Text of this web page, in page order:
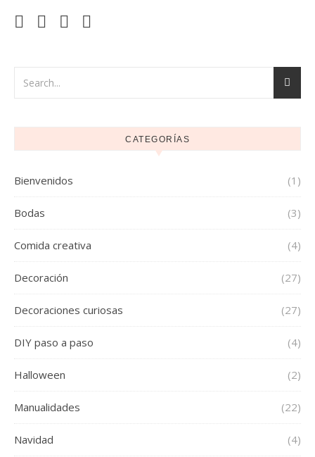
CATEGORÍAS
Bienvenidos (1)
Bodas (3)
Comida creativa (4)
Decoración (27)
Decoraciones curiosas (27)
DIY paso a paso (4)
Halloween (2)
Manualidades (22)
Navidad (4)